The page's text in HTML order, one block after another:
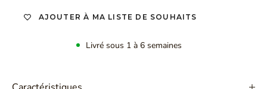
AJOUTER À MA LISTE DE SOUHAITS
Livré sous 1 à 6 semaines